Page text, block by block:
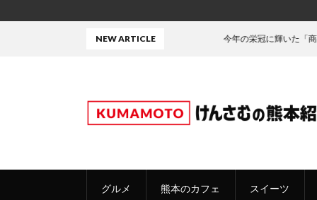
グルメ 熊本のカフェ スイーツ
NEW ARTICLE 今年の栄冠に輝いた「商品」がこちら